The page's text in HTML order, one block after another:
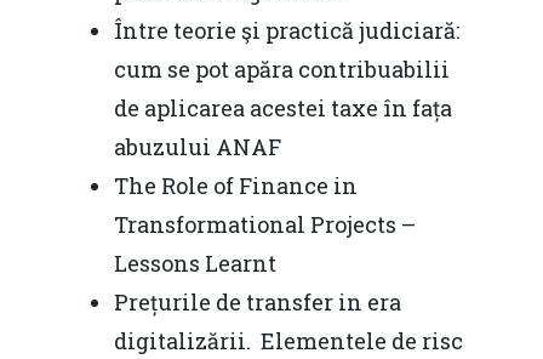
Între teorie şi practică judiciară:
cum se pot apăra contribuabilii
de aplicarea acestei taxe în fața
abuzului ANAF
The Role of Finance in
Transformational Projects –
Lessons Learnt
Prețurile de transfer in era
digitalizării. Elementele de risc